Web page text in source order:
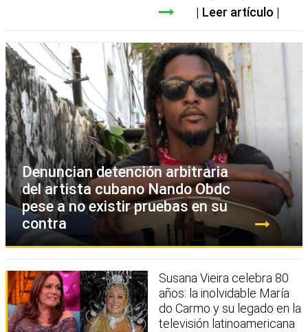
Leer artículo
Denuncian detención arbitraria
del artista cubano Nando Obdc
pese a no existir pruebas en su
contra
Susana Vieira celebra 80
años: la inolvidable María
do Carmo y su legado en la
televisión latinoamericana